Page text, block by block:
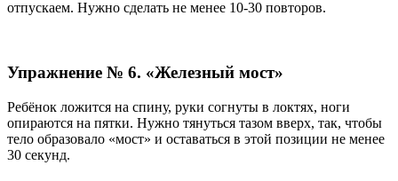
отпускаем. Нужно сделать не менее 10-30 повторов.
Упражнение № 6. «Железный мост»
Ребёнок ложится на спину, руки согнуты в локтях, ноги
опираются на пятки. Нужно тянуться тазом вверх, так, чтобы
тело образовало «мост» и оставаться в этой позиции не менее
30 секунд.